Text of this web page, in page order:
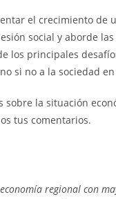
el crecimiento de
social y aborde
los principales
si no a la sociedad
sobre la situación
tus comentarios.
regional con